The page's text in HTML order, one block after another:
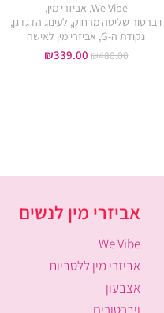
We Vibe
, אביזרי מין,
ויברטור שליטה מרחוק, לעינוג הדגדגן,
נקודת ה-G , אביזרי מין לאישה
₪480.00
₪339.00
אביזרי מין לנשים
We Vibe
אביזרי מין ללסביות
אצבעון